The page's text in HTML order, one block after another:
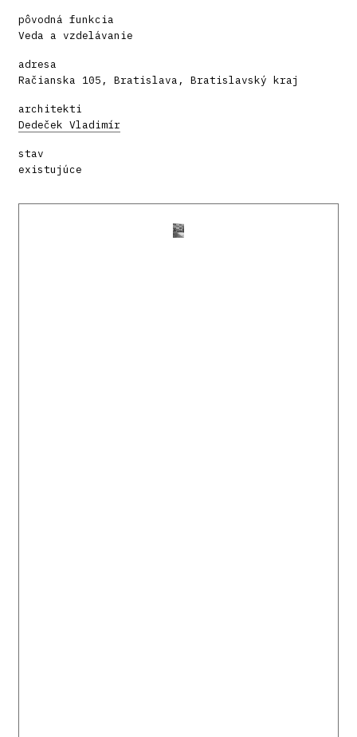
pôvodná funkcia
Veda a vzdelávanie
adresa
Račianska 105, Bratislava, Bratislavský kraj
architekti
Dedeček Vladimír
stav
existujúce